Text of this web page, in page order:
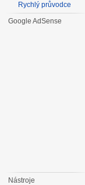
Rychlý průvodce
Google AdSense
Nástroje